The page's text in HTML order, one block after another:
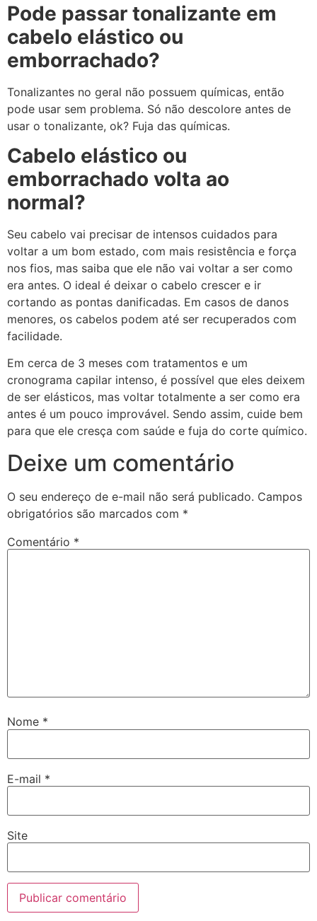
Pode passar tonalizante em
cabelo elástico ou
emborrachado?
Tonalizantes no geral não possuem químicas, então
pode usar sem problema. Só não descolore antes de
usar o tonalizante, ok? Fuja das químicas.
Cabelo elástico ou
emborrachado volta ao
normal?
Seu cabelo vai precisar de intensos cuidados para
voltar a um bom estado, com mais resistência e força
nos fios, mas saiba que ele não vai voltar a ser como
era antes. O ideal é deixar o cabelo crescer e ir
cortando as pontas danificadas. Em casos de danos
menores, os cabelos podem até ser recuperados com
facilidade.
Em cerca de 3 meses com tratamentos e um
cronograma capilar intenso, é possível que eles deixem
de ser elásticos, mas voltar totalmente a ser como era
antes é um pouco improvável. Sendo assim, cuide bem
para que ele cresça com saúde e fuja do corte químico.
Deixe um comentário
O seu endereço de e-mail não será publicado. Campos
obrigatórios são marcados com *
Comentário *
Nome *
E-mail *
Site